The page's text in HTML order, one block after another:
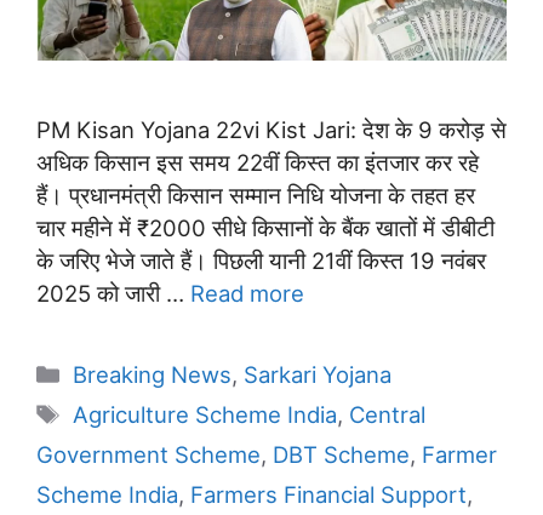
PM Kisan Yojana 22vi Kist Jari: देश के 9 करोड़ से
अधिक किसान इस समय 22वीं किस्त का इंतजार कर रहे
हैं। प्रधानमंत्री किसान सम्मान निधि योजना के तहत हर
चार महीने में ₹2000 सीधे किसानों के बैंक खातों में डीबीटी
के जरिए भेजे जाते हैं। पिछली यानी 21वीं किस्त 19 नवंबर
2025 को जारी … Read more
Categories
Breaking News, Sarkari Yojana
Tags
Agriculture Scheme India, Central
Government Scheme, DBT Scheme, Farmer
Scheme India, Farmers Financial Support,